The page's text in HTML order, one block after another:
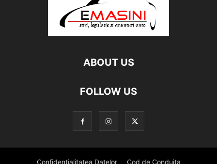
ABOUT US
FOLLOW US
Confidentialitatea Datelor Cod de Conduita